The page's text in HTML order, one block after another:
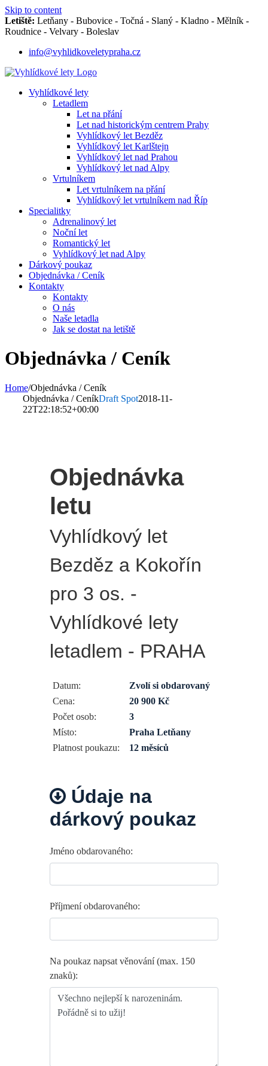
Skip to content
Letiště: Letňany - Bubovice - Točná - Slaný - Kladno - Mělník -
Roudnice - Velvary - Boleslav
info@vyhlidkoveletypraha.cz
Vyhlídkové lety
Letadlem
Let na přání
Let nad historickým centrem Prahy
Vyhlídkový let Bezděz
Vyhlídkový let Karlštejn
Vyhlídkový let nad Prahou
Vyhlídkový let nad Alpy
Vrtulníkem
Let vrtulníkem na přání
Vyhlídkový let vrtulníkem nad Říp
Specialitky
Adrenalinový let
Noční let
Romantický let
Vyhlídkový let nad Alpy
Dárkový poukaz
Objednávka / Ceník
Kontakty
Kontakty
O nás
Naše letadla
Jak se dostat na letiště
Objednávka / Ceník
Home/Objednávka / Ceník
Objednávka / CeníkDraft Spot2018-11-
22T22:18:52+00:00
Objednávka
letu
Vyhlídkový let
Bezděz a Kokořín
pro 3 os. -
Vyhlídkové lety
letadlem - PRAHA
Datum:
Zvolí si obdarovaný
Cena:
20 900 Kč
Počet osob:
3
Místo:
Praha Letňany
Platnost poukazu:
12 měsíců
Údaje na
dárkový poukaz
Jméno obdarovaného:
Příjmení obdarovaného:
Na poukaz napsat věnování (max. 150
znaků):